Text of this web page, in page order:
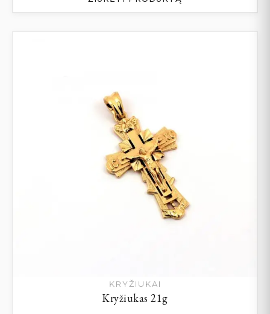
KRYŽIUKAI
Kryžiukas 21g